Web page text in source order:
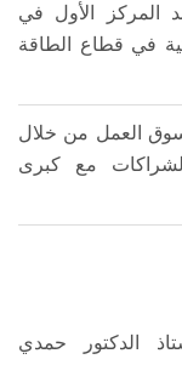
المركز الأول في
في قطاع الطاقة
العمل من خلال
مع كبرى
الدكتور حمدي